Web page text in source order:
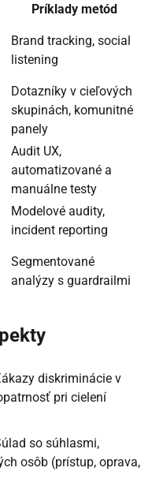
Príklady metód
Brand tracking, social
listening
Dotazníky v cieľových
skupinách, komunitné
panely
Audit UX,
automatizované a
manuálne testy
Modelové audity,
incident reporting
Segmentované
analýzy s guardrailmi
diskriminácie v
pri cielení
so súhlasmi,
osôb (prístup, oprava,